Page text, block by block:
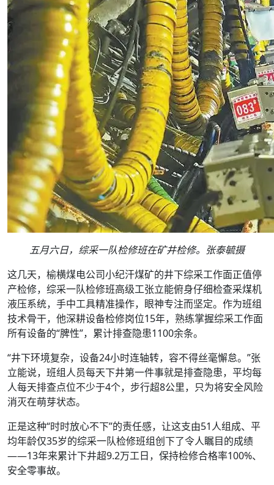
五月六日，综采一队检修班在矿井检修。张泰毓摄
这几天，榆横煤电公司小纪汗煤矿的井下综采工作面正值停
产检修，综采一队检修班高级工张立能俯身仔细检查采煤机
液压系统，手中工具精准操作，眼神专注而坚定。作为班组
技术骨干，他深耕设备检修岗位15年，熟练掌握综采工作面
所有设备的“脾性”，累计排查隐患1100余条。
“井下环境复杂，设备24小时连轴转，容不得丝毫懈怠。”张
立能说，班组人员每天下井第一件事就是排查隐患，平均每
人每天排查点位不少于4个，步行超8公里，只为将安全风险
消灭在萌芽状态。
正是这种“时时放心不下”的责任感，让这支由51人组成、平
均年龄仅35岁的综采一队检修班组创下了令人瞩目的成绩
——13年来累计下井超9.2万工日，保持检修合格率100%、
安全零事故。